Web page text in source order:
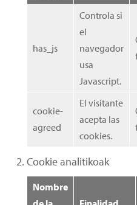
has_js
Controla si
el
navegador
usa
Javascript.
cookie-
agreed
El visitante
acepta las
cookies.
Cookie analitikoak
Nombre